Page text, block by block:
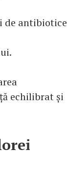
antibiotice
echilibrat și